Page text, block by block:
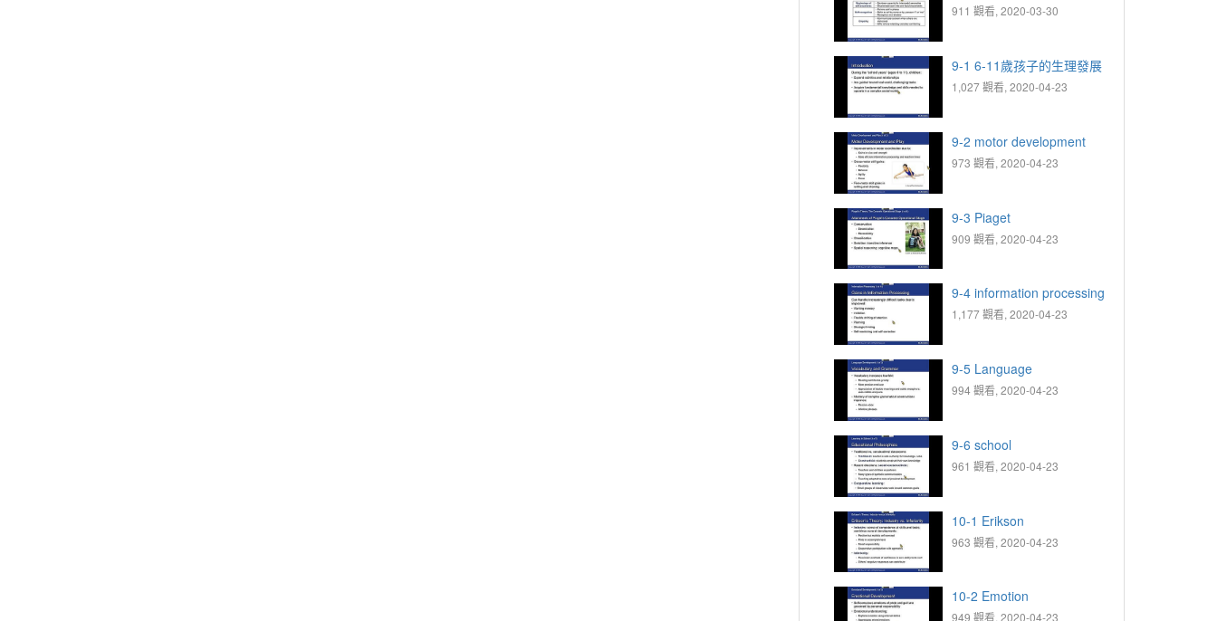
911 觀看, 2020-03-30
9-1 6-11歲孩子的生理發展
1,027 觀看, 2020-04-23
9-2 motor development
973 觀看, 2020-04-23
9-3 Piaget
909 觀看, 2020-04-23
9-4 information processing
1,177 觀看, 2020-04-23
9-5 Language
994 觀看, 2020-04-23
9-6 school
961 觀看, 2020-04-23
10-1 Erikson
963 觀看, 2020-04-23
10-2 Emotion
949 觀看, 2020-04-23